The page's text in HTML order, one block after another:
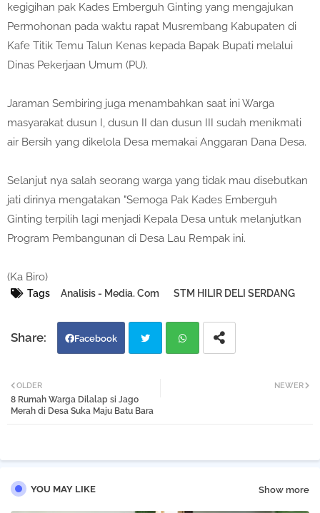
kegigihan pak Kades Emberguh Ginting yang mengajukan
Permohonan pada waktu rapat Musrembang Kabupaten di
Kafe Titik Temu Talun Kenas kepada Bapak Bupati melalui
Dinas Pekerjaan Umum (PU).
Jaraman Sembiring juga menambahkan saat ini Warga
masyarakat dusun I, dusun II dan dusun III sudah menikmati
air Bersih yang dikelola Desa memakai Anggaran Dana Desa.
Selanjut nya salah seorang warga yang tidak mau disebutkan
jati dirinya mengatakan "Semoga Pak Kades Emberguh
Ginting terpilih lagi menjadi Kepala Desa untuk melanjutkan
Program Pembangunan di Desa Lau Rempak ini.
(Ka Biro)
Tags Analisis - Media. Com STM HILIR DELI SERDANG
Facebook
tter
NEWER
OLDER
8 Rumah Warga Dilalap si Jago
Merah di Desa Suka Maju Batu Bara
YOU MAY LIKE Show more